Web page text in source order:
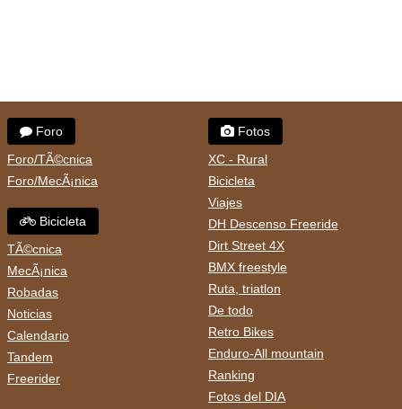
Foro
Foro/TÃ©cnica
Foro/MecÃ¡nica
Bicicleta
TÃ©cnica
MecÃ¡nica
Robadas
Noticias
Calendario
Tandem
Freerider
Fotos
XC - Rural
Bicicleta
Viajes
DH Descenso Freeride
Dirt Street 4X
BMX freestyle
Ruta, triatlon
De todo
Retro Bikes
Enduro-All mountain
Ranking
Fotos del DIA